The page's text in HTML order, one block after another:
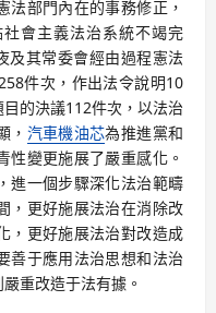
法部門內在的事務修正，
會主義法治系統不竭完
及其常委會經由過程憲法
件次，作出法令說明10
的決議112件次，以法治
， 汽車機油芯為推進黨和
性變更施展了嚴重感化。
進一個步驟深化法治範疇
，更好施展法治在消除改
，更好施展法治對改造成
善于應用法治思想和法治
重改造于法有據。